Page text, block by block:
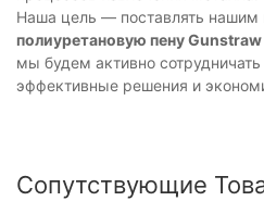
Наша цель — поставлять нашим
полиуретановую пену Gunstraw
мы будем активно
эффективные решения и
Сопутствующие